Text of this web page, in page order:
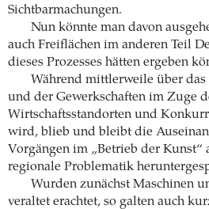
Sichtbarmachungen.
Nun könnte man davon
auch Freiflächen im anderen Teil
dieses Prozesses hätten ergeben
Während mittlerweile über
und der Gewerkschaften im Zuge
Wirtschaftsstandorten und
wird, blieb und bleibt die
Vorgängen im „Betrieb der Kunst“
regionale Problematik
Wurden zunächst Maschinen
veraltet erachtet, so galten auch